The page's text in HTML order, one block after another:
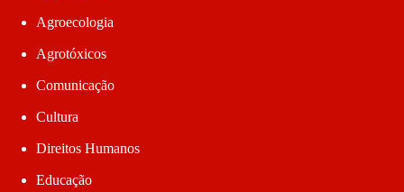
Agroecologia
Agrotóxicos
Comunicação
Cultura
Direitos Humanos
Educação